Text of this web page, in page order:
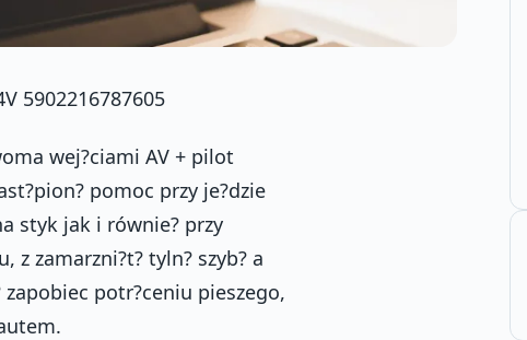
5902216787605
wej?ciami AV + pilot
pomoc przy je?dzie
styk jak i równie? przy
zamarzni?t? tyln? szyb? a
potr?ceniu pieszego,